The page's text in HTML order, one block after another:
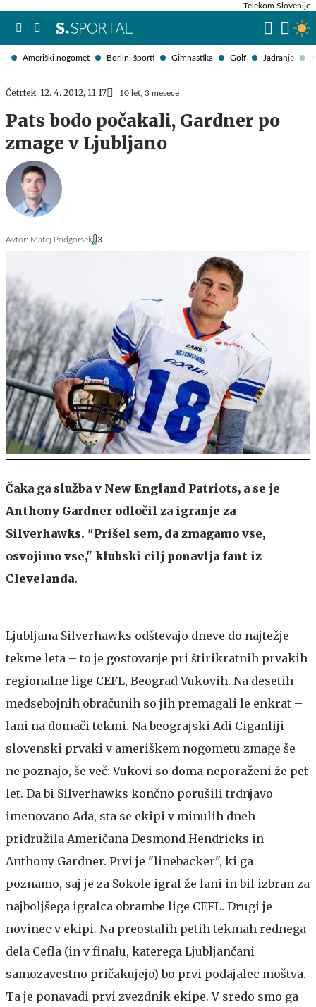
Ameriški nogomet Borilni športi Gimnastika Golf Jadranje
Telekom Slovenije
Četrtek, 12. 4. 2012, 11.17 10 let, 3 mesece
Pats bodo počakali, Gardner po
zmage v Ljubljano
Avtor: Matej Podgoršek 3
Čaka ga služba v New England Patriots, a se je
Anthony Gardner odločil za igranje za
Silverhawks. "Prišel sem, da zmagamo vse,
osvojimo vse," klubski cilj ponavlja fant iz
Clevelanda.
Ljubljana Silverhawks odštevajo dneve do najtežje
tekme leta – to je gostovanje pri štirikratnih prvakih
regionalne lige CEFL, Beograd Vukovih. Na desetih
medsebojnih obračunih so jih premagali le enkrat –
lani na domači tekmi. Na beograjski Adi Ciganliji
slovenski prvaki v ameriškem nogometu zmage še
ne poznajo, še več: Vukovi so doma neporaženi že pet
let. Da bi Silverhawks končno porušili trdnjavo
imenovano Ada, sta se ekipi v minulih dneh
pridružila Američana Desmond Hendricks in
Anthony Gardner. Prvi je "linebacker", ki ga
poznamo, saj je za Sokole igral že lani in bil izbran za
najboljšega igralca obrambe lige CEFL. Drugi je
novinec v ekipi. Na preostalih petih tekmah rednega
dela Cefla (in v finalu, katerega Ljubljančani
samozavestno pričakujejo) bo prvi podajalec moštva.
Ta je ponavadi prvi zvezdnik ekipe. V sredo smo ga